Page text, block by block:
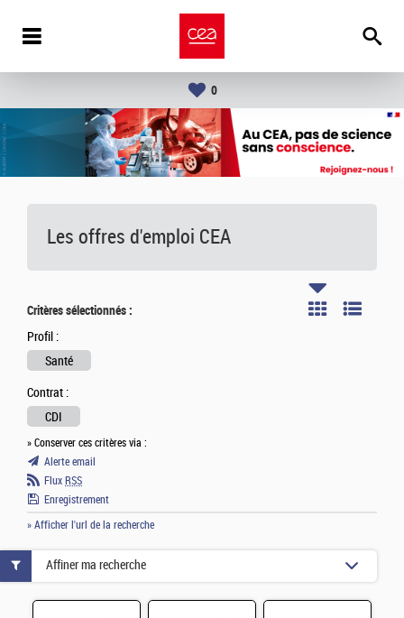
0
Les offres d'emploi CEA
Critères sélectionnés :
Profil :
Santé
Contrat :
CDI
» Conserver ces critères via :
Alerte email
Flux RSS
Enregistrement
» Afficher l'url de la recherche
Affiner ma recherche